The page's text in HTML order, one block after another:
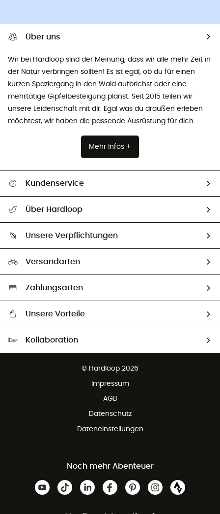
Über uns
Wir bei Hardloop sind der Meinung, dass wir alle mehr Zeit in
der Natur verbringen sollten! Es ist egal, ob du für einen
kurzen Spaziergang in den Wald aufbrichst oder eine
mehrtätige Gipfelbesteigung planst. Seit 2015 teilen wir
unsere Leidenschaft mit dir. Egal was du draußen erleben
möchtest, wir haben die passende Ausrüstung für dich.
Mehr Infos +
Kundenservice
Größentabelle
Vertrag widerrufen
Über Hardloop
Unsere Botschafter
Unsere Verpflichtungen
Auswahl an nachhaltigen Produkten
Versandarten
Zahlungsarten
Unsere Vorteile
Kollaboration
© Hardloop 2026
Impressum
AGB
Datenschutz
Dateneinstellungen
Noch mehr Abenteuer